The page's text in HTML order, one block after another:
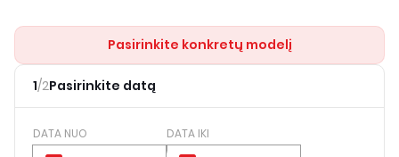
Pasirinkite konkretų modelį
1/2Pasirinkite datą
DATA NUO DATA IKI